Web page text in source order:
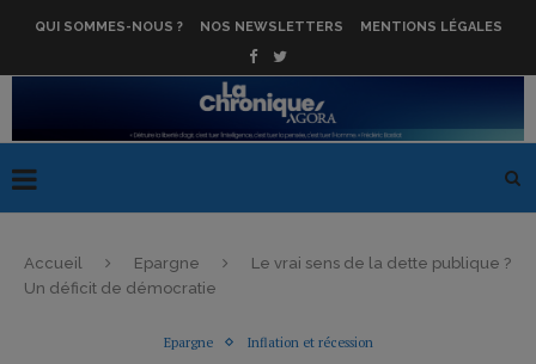
QUI SOMMES-NOUS ? NOS NEWSLETTERS MENTIONS LÉGALES
Accueil Epargne
Le vrai sens de la dette publique ?
Un déficit de démocratie
Epargne Inflation et récession